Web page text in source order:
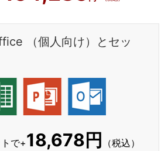
（個人向け）とセッ
で+18,678円 （税込）